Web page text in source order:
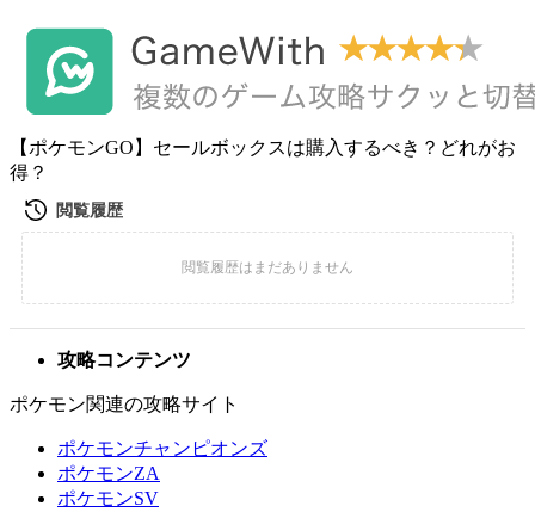
【ポケモンGO】セールボックスは購入するべき？どれがお
得？
攻略コンテンツ
ポケモン関連の攻略サイト
ポケモンチャンピオンズ
ポケモンZA
ポケモンSV